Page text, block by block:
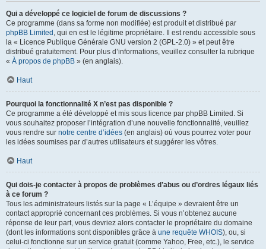
Qui a développé ce logiciel de forum de discussions ?
Ce programme (dans sa forme non modifiée) est produit et distribué par
phpBB Limited , qui en est le légitime propriétaire. Il est rendu accessible sous
la « Licence Publique Générale GNU version 2 (GPL-2.0) » et peut être
distribué gratuitement. Pour plus d’informations, veuillez consulter la rubrique
« À propos de phpBB » (en anglais).
Haut
Pourquoi la fonctionnalité X n’est pas disponible ?
Ce programme a été développé et mis sous licence par phpBB Limited. Si
vous souhaitez proposer l’intégration d’une nouvelle fonctionnalité, veuillez
vous rendre sur notre centre d’idées (en anglais) où vous pourrez voter pour
les idées soumises par d’autres utilisateurs et suggérer les vôtres.
Haut
Qui dois-je contacter à propos de problèmes d’abus ou d’ordres légaux liés
à ce forum ?
Tous les administrateurs listés sur la page « L’équipe » devraient être un
contact approprié concernant ces problèmes. Si vous n’obtenez aucune
réponse de leur part, vous devriez alors contacter le propriétaire du domaine
(dont les informations sont disponibles grâce à une requête WHOIS), ou, si
celui-ci fonctionne sur un service gratuit (comme Yahoo, Free, etc.), le service